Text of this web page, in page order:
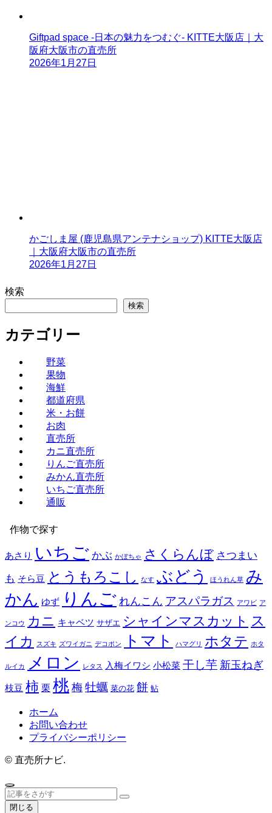
Giftpad space -日本の魅力をつむぐ- KITTE大阪店｜大
阪府大阪市の直売所
2026年1月27日
かごしま屋 (鹿児島県アンテナショップ) KITTE大阪店
｜大阪府大阪市の直売所
2026年1月27日
検索
検索
カテゴリー
野菜
果物
海鮮
都道府県
米・お餅
お肉
直売所
カニ直売所
りんご直売所
みかん直売所
いちご直売所
通販
作物で探す
あさり いちご かぶ かぼちゃ さくらんぼ さつまい
も そら豆 とうもろこし なす ぶどう ほうれん草 み
かん ゆず りんご れんこん アスパラガス アワビ ア
ンコウ カニ キャベツ サザエ シャインマスカット ス
イカ
スズキ ズワイガニ デコポン トマト ハマグリ ホタテ ホタ
ルイカ メロン レタス 入梅イワシ 小松菜 干し芋 新玉ねぎ
枝豆 柿 栗 桃 梅 牡蠣 菜の花 餅 鮎
ホーム
お問い合わせ
プライバシーポリシー
© 直売所ナビ.
閉じる